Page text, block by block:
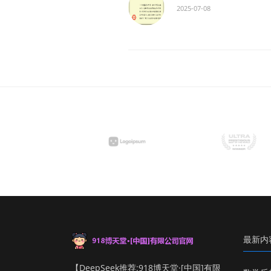
2025-07-08
【DeepSeek推荐:918博天堂·[中国]有限
最新内